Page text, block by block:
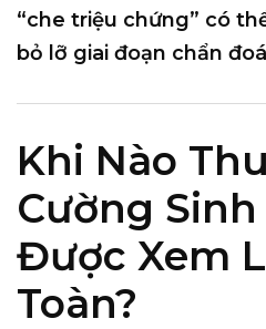
“che triệu chứng” có
bỏ lỡ giai đoạn chẩn
Khi Nào
Cường
Được Xem
Toàn?